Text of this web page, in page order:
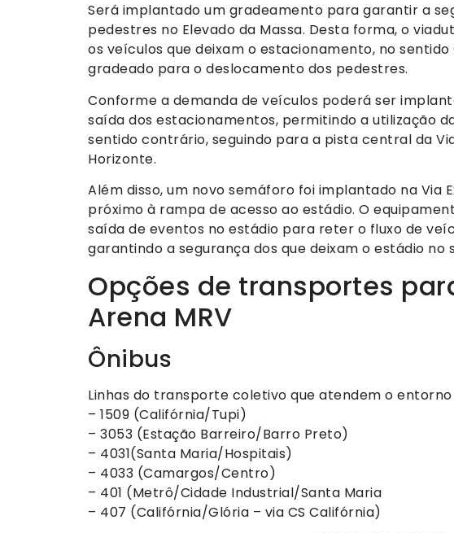
Será implantado um gradeamento para garantir a
pedestres no Elevado da Massa. Desta forma, o
os veículos que deixam o estacionamento, no
gradeado para o deslocamento dos pedestres.
Conforme a demanda de veículos poderá ser
saída dos estacionamentos, permitindo a utilização
sentido contrário, seguindo para a pista central da
Horizonte.
Além disso, um novo semáforo foi implantado na Via
próximo à rampa de acesso ao estádio. O
saída de eventos no estádio para reter o fluxo de
garantindo a segurança dos que deixam o estádio no
Opções de transportes
Arena MRV
Ônibus
Linhas do transporte coletivo que atendem o entorno
– 1509 (Califórnia/Tupi)
– 3053 (Estação Barreiro/Barro Preto)
– 4031(Santa Maria/Hospitais)
– 4033 (Camargos/Centro)
– 401 (Metrô/Cidade Industrial/Santa Maria
– 407 (Califórnia/Glória – via CS Califórnia)